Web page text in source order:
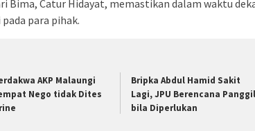
Bima, Catur Hidayat, memastikan dalam waktu
para pihak.
AKP Malaungi
Nego tidak Dites
Bripka Abdul Hamid Sakit
Lagi, JPU Berencana Panggil
bila Diperlukan